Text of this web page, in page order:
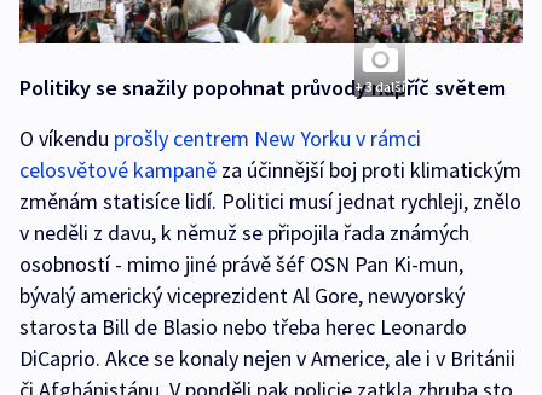
+ 3 další
Politiky se snažily popohnat průvody napříč světem
O víkendu prošly centrem New Yorku v rámci
celosvětové kampaně za účinnější boj proti klimatickým
změnám statisíce lidí. Politici musí jednat rychleji, znělo
v neděli z davu, k němuž se připojila řada známých
osobností - mimo jiné právě šéf OSN Pan Ki-mun,
bývalý americký viceprezident Al Gore, newyorský
starosta Bill de Blasio nebo třeba herec Leonardo
DiCaprio. Akce se konaly nejen v Americe, ale i v Británii